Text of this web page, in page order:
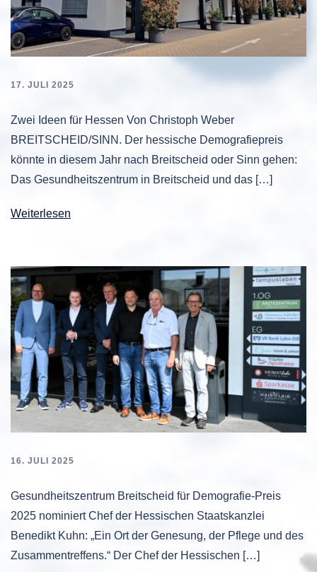
17. JULI 2025
Zwei Ideen für Hessen Von Christoph Weber
BREITSCHEID/SINN. Der hessische Demografiepreis
könnte in diesem Jahr nach Breitscheid oder Sinn gehen:
Das Gesundheitszentrum in Breitscheid und das […]
Weiterlesen
16. JULI 2025
Gesundheitszentrum Breitscheid für Demografie-Preis
2025 nominiert Chef der Hessischen Staatskanzlei
Benedikt Kuhn: „Ein Ort der Genesung, der Pflege und des
Zusammentreffens.“ Der Chef der Hessischen […]